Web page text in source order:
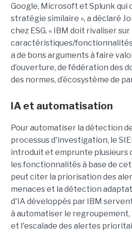
Google, Microsoft et Splunk qui
stratégie similaire », a déclaré
chez ESG. « IBM doit rivaliser sur
caractéristiques/
a de bons arguments à faire
d’ouverture, de fédération des
des normes, d’écosystème de
IA et automatisation
Pour automatiser la détection
processus d'investigation, le
introduit et emprunte plusieurs
les fonctionnalités à base de
peut citer la priorisation des
menaces et la détection
d'IA développés par IBM
à automatiser le
et l'escalade des alertes